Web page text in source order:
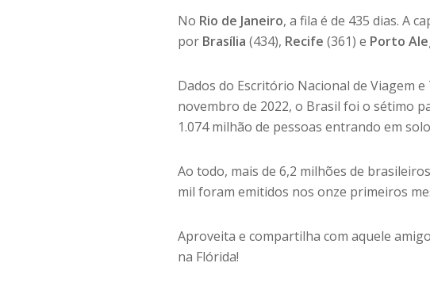
No Rio de Janeiro, a fila é de 435 dias. A
por Brasília (434), Recife (361) e Porto
Dados do Escritório Nacional de Viagem
novembro de 2022, o Brasil foi o sétimo
1.074 milhão de pessoas entrando em
Ao todo, mais de 6,2 milhões de
mil foram emitidos nos onze primeiros
Aproveita e compartilha com aquele
na Flórida!